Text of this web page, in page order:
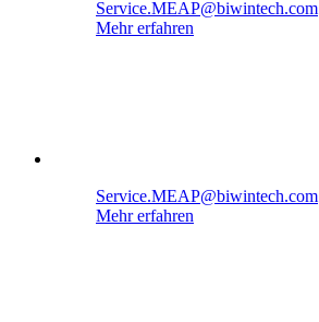
Service.MEAP@biwintech.com
Mehr erfahren
Service.MEAP@biwintech.com
Mehr erfahren